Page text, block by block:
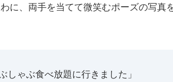
に、両手を当てて微笑むポーズの写真
しゃぶ食べ放題に行きました」